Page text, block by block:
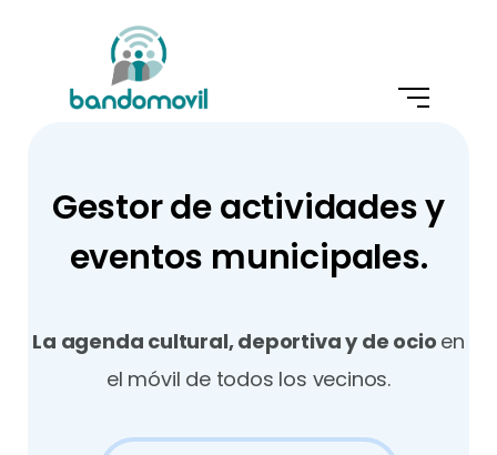
Gestor de actividades y
eventos municipales.
La agenda cultural, deportiva y de ocio en
el móvil de todos los vecinos.